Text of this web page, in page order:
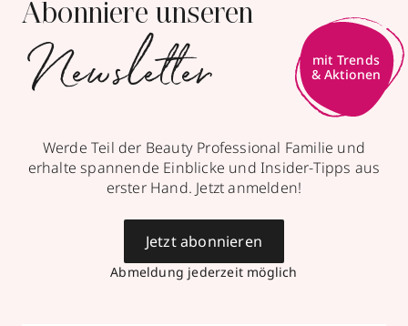
Abonniere unseren
Newsletter
mit Trends
& Aktionen
Werde Teil der Beauty Professional Familie und
erhalte spannende Einblicke und Insider-Tipps aus
erster Hand. Jetzt anmelden!
Abmeldung jederzeit möglich
Jetzt abonnieren